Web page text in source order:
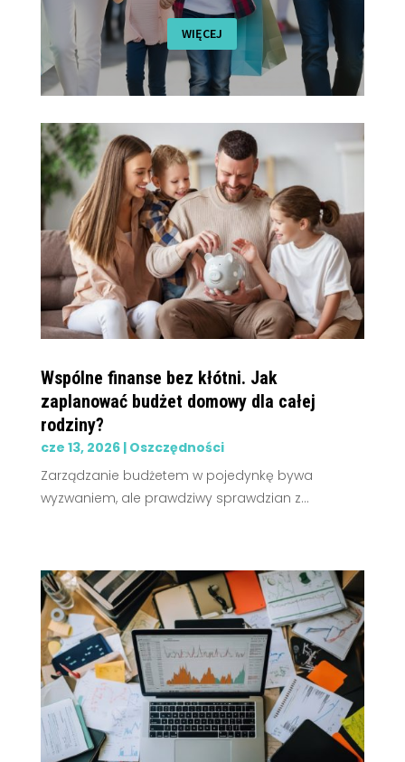
WIĘCEJ
Wspólne finanse bez kłótni. Jak
zaplanować budżet domowy dla całej
rodziny?
cze 13, 2026| Oszczędności
Zarządzanie budżetem w pojedynkę bywa
wyzwaniem, ale prawdziwy sprawdzian z...